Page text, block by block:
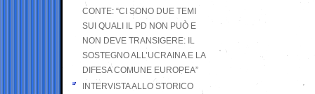
CONTE: “CI SONO DUE TEMI
SUI QUALI IL PD NON PUÒ E
NON DEVE TRANSIGERE: IL
SOSTEGNO ALL’UCRAINA E LA
DIFESA COMUNE EUROPEA”
INTERVISTA ALLO STORICO